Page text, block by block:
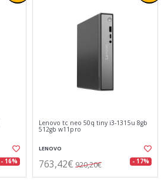
- 16%
Lenovo tc neo 50q tiny i3-1315u 8gb
512gb w11pro
LENOVO
763,42€ 920,20€ - 17%